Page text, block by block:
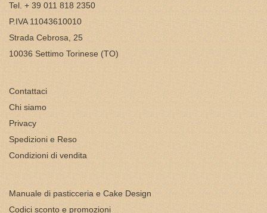
Tel. + 39 011 818 2350
P.IVA 11043610010
Strada Cebrosa, 25
10036 Settimo Torinese (TO)
Contattaci
Chi siamo
Privacy
Spedizioni e Reso
Condizioni di vendita
Manuale di pasticceria e Cake Design
Codici sconto e promozioni